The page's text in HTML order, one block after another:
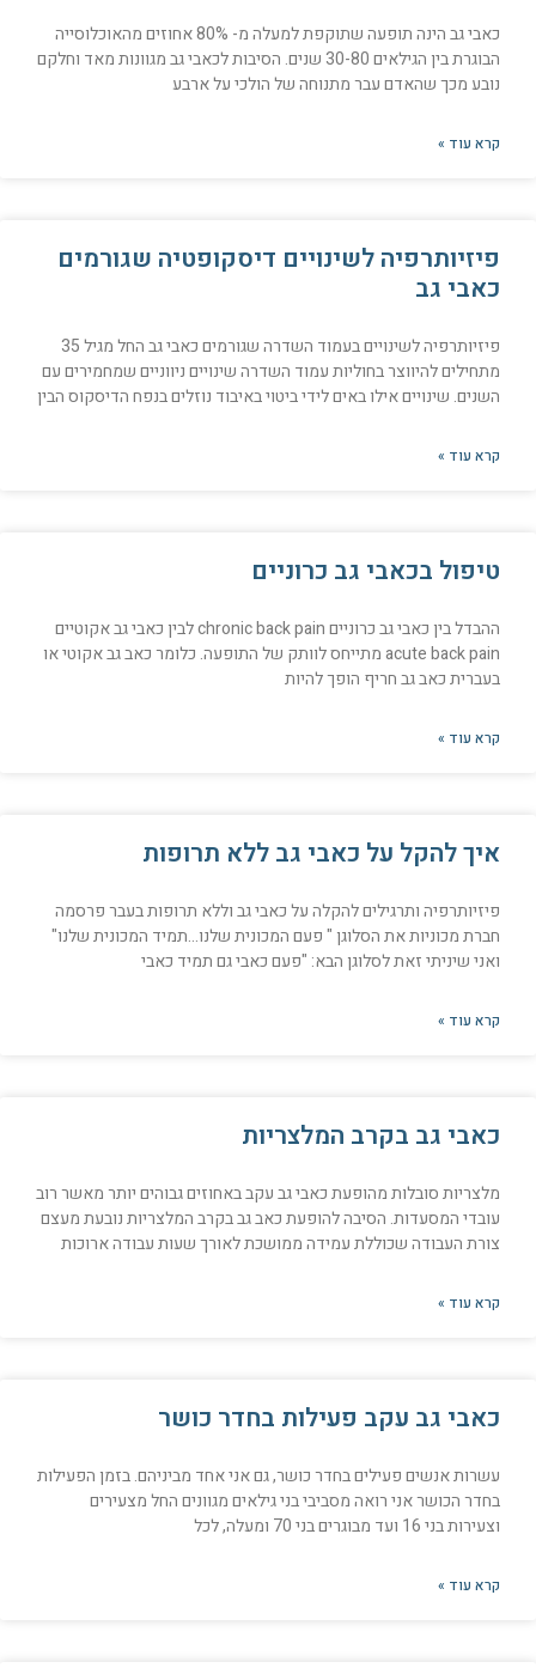
כאבי גב הינה תופעה שתוקפת למעלה מ- 80% אחוזים מהאוכלוסייה
הבוגרת בין הגילאים 30-80 שנים. הסיבות לכאבי גב מגוונות מאד וחלקם
נובע מכך שהאדם עבר מתנוחה של הולכי על ארבע
קרא עוד »
פיזיותרפיה לשינויים דיסקופטיה שגורמים
כאבי גב
פיזיותרפיה לשינויים בעמוד השדרה שגורמים כאבי גב החל מגיל 35
מתחילים להיווצר בחוליות עמוד השדרה שינויים ניווניים שמחמירים עם
השנים. שינויים אילו באים לידי ביטוי באיבוד נוזלים בנפח הדיסקוס הבין
קרא עוד »
טיפול בכאבי גב כרוניים
ההבדל בין כאבי גב כרוניים chronic back pain לבין כאבי גב אקוטיים
acute back pain מתייחס לוותק של התופעה. כלומר כאב גב אקוטי או
בעברית כאב גב חריף הופך להיות
קרא עוד »
איך להקל על כאבי גב ללא תרופות
פיזיותרפיה ותרגילים להקלה על כאבי גב וללא תרופות בעבר פרסמה
חברת מכוניות את הסלוגן " פעם המכונית שלנו…תמיד המכונית שלנו"
ואני שיניתי זאת לסלוגן הבא: "פעם כאבי גם תמיד כאבי
קרא עוד »
כאבי גב בקרב המלצריות
מלצריות סובלות מהופעת כאבי גב עקב באחוזים גבוהים יותר מאשר רוב
עובדי המסעדות. הסיבה להופעת כאב גב בקרב המלצריות נובעת מעצם
צורת העבודה שכוללת עמידה ממושכת לאורך שעות עבודה ארוכות
קרא עוד »
כאבי גב עקב פעילות בחדר כושר
עשרות אנשים פעילים בחדר כושר, גם אני אחד מביניהם. בזמן הפעילות
בחדר הכושר אני רואה מסביבי בני גילאים מגוונים החל מצעירים
וצעירות בני 16 ועד מבוגרים בני 70 ומעלה, לכל
קרא עוד »